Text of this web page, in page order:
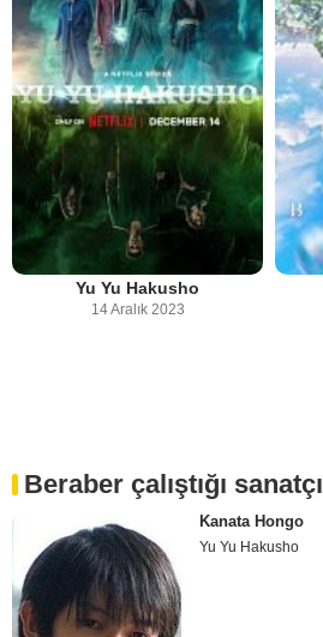
Yu Yu Hakusho
14 Aralık 2023
Beraber çalıştığı sanatçı
Kanata Hongo
Yu Yu Hakusho